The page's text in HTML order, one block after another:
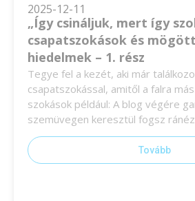
2025-12-11
„Így csináljuk, mert így
csapatszokások és
hiedelmek – 1. rész
Tegye fel a kezét, aki már
csapatszokással, amitől a falra
szokások például: A blog végére
szemüvegen keresztül fogsz
Tovább